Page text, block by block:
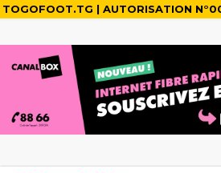
TOGOFOOT.TG | AUTORISATION